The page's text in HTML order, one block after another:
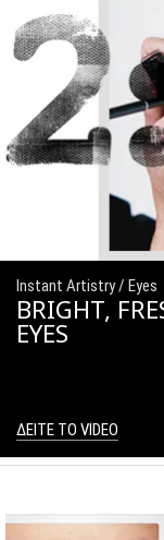
Instant Artistry / Eyes
BRIGHT,
EYES
ΔΕΙΤΕ ΤΟ VIDEO